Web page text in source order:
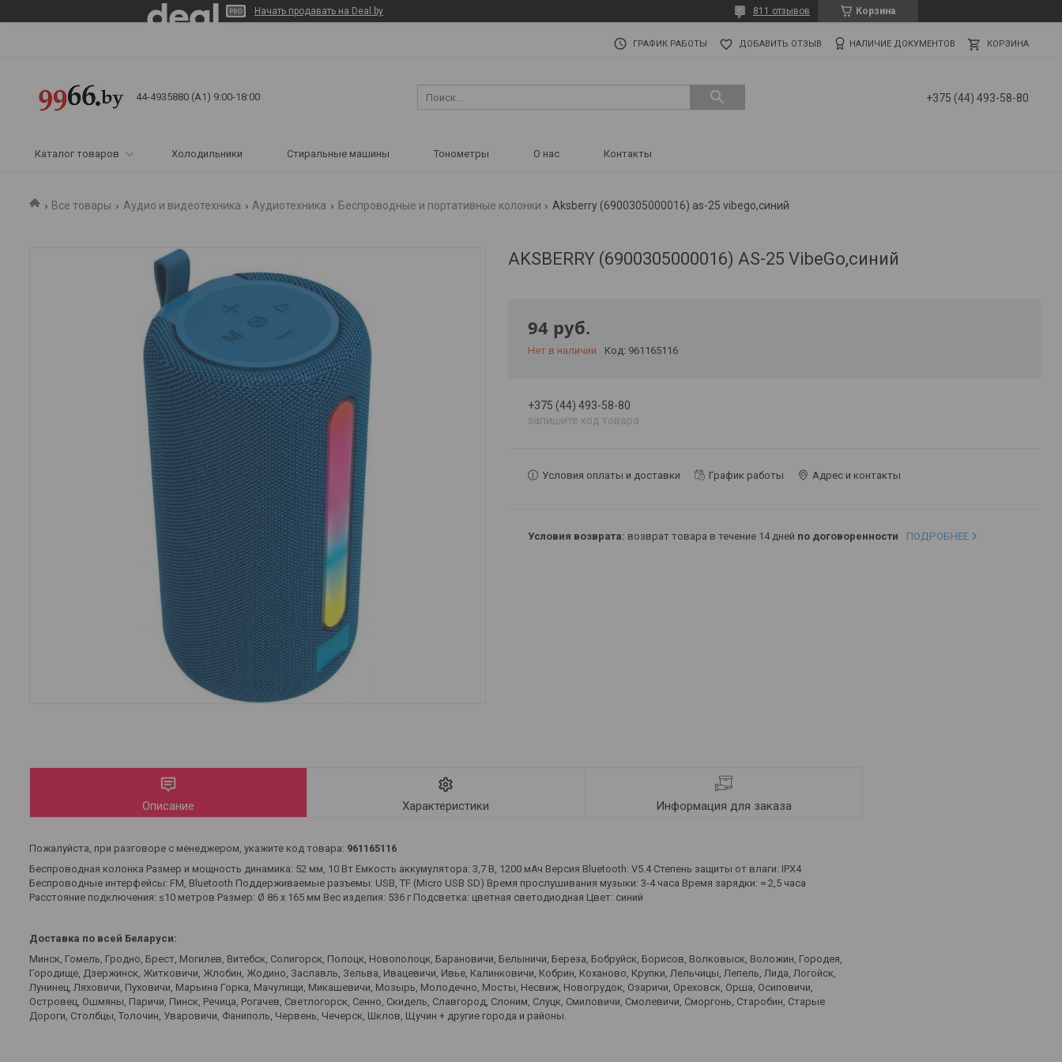
Начать продавать на Deal.by Корзина
811 отзывов
ГРАФИК РАБОТЫ ДОБАВИТЬ ОТЗЫВ НАЛИЧИЕ ДОКУМЕНТОВ КОРЗИНА
44-4935880 (A1) 9:00-18:00 +375 (44) 493-58-80
Каталог товаров Холодильники Стиральные машины Тонометры О нас Контакты
Все товары Аудио и видеотехника Аудиотехника Беспроводные и портативные колонки Aksberry (6900305000016) as-25 vibego,синий
AKSBERRY (6900305000016) AS-25 VibeGo,синий
94 руб.
Нет в наличии Код: 961165116
+375 (44) 493-58-80
запишите код товара
Условия оплаты и доставки График работы Адрес и контакты
возврат товара в течение 14 дней по договоренности ПОДРОБНЕЕ
Описание Характеристики Информация для заказа
Пожалуйста, при разговоре с менеджером, укажите код товара: 961165116
Беспроводная колонка Размер и мощность динамика: 52 мм, 10 Вт Емкость аккумулятора: 3,7 В, 1200 мАч Версия Bluetooth: V5.4 Степень защиты от влаги: IPX4
Беспроводные интерфейсы: FM, Bluetooth Поддерживаемые разъемы: USB, TF (Micro USB SD) Время прослушивания музыки: 3-4 часа Время зарядки: ≈ 2,5 часа
Расстояние подключения: ≤10 метров Размер: Ø 86 x 165 мм Вес изделия: 536 г Подсветка: цветная светодиодная Цвет: синий
Доставка по всей Беларуси:
Минск, Гомель, Гродно, Брест, Могилев, Витебск, Солигорск, Полоцк, Новополоцк, Барановичи, Белыничи, Береза, Бобруйск, Борисов, Волковыск, Воложин, Городея,
Городище, Дзержинск, Житковичи, Жлобин, Жодино, Заславль, Зельва, Ивацевичи, Ивье, Калинковичи, Кобрин, Коханово, Крупки, Лельчицы, Лепель, Лида, Логойск,
Лунинец, Ляховичи, Пуховичи, Марьина Горка, Мачулищи, Микашевичи, Мозырь, Молодечно, Мосты, Несвиж, Новогрудок, Озаричи, Ореховск, Орша, Осиповичи,
Островец, Ошмяны, Паричи, Пинск, Речица, Рогачев, Светлогорск, Сенно, Скидель, Славгород, Слоним, Слуцк, Смиловичи, Смолевичи, Сморгонь, Старобин, Старые
Дороги, Столбцы, Толочин, Уваровичи, Фаниполь, Червень, Чечерск, Шклов, Щучин + другие города и районы.